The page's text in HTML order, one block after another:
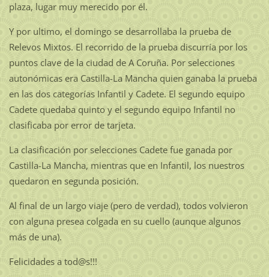
plaza, lugar muy merecido por él.
Y por ultimo, el domingo se desarrollaba la prueba de
Relevos Mixtos. El recorrido de la prueba discurría por los
puntos clave de la ciudad de A Coruña. Por selecciones
autonómicas era Castilla-La Mancha quien ganaba la prueba
en las dos categorías Infantil y Cadete. El segundo equipo
Cadete quedaba quinto y el segundo equipo Infantil no
clasificaba por error de tarjeta.
La clasificación por selecciones Cadete fue ganada por
Castilla-La Mancha, mientras que en Infantil, los nuestros
quedaron en segunda posición.
Al final de un largo viaje (pero de verdad), todos volvieron
con alguna presea colgada en su cuello (aunque algunos
más de una).
Felicidades a tod@s!!!